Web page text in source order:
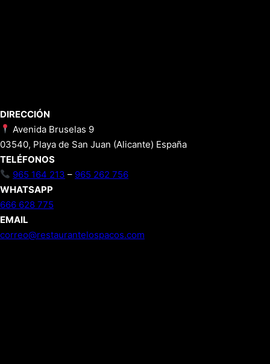
DIRECCIÓN
Avenida Bruselas 9
03540, Playa de San Juan (Alicante) España
TELÉFONOS
965 164 213 – 965 262 756
WHATSAPP
666 628 775
EMAIL
correo@restaurantelospacos.com